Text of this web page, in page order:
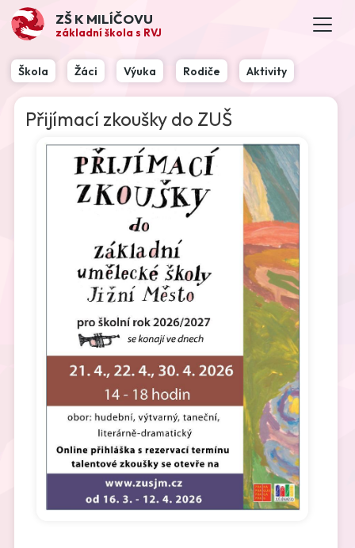
ZŠ K MILÍČOVU
základní škola s RVJ
Škola Žáci Výuka Rodiče Aktivity
Přijímací zkoušky do ZUŠ